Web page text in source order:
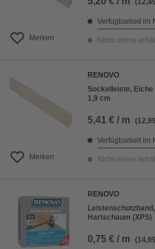
Merken
Verfügbarkeit im
Nicht online
Merken
RENOVO
Sockelleiste, Eiche
1,9 cm
5,41 € / m
Verfügbarkeit im
Nicht online
RENOVO
Hartschaum (XPS)
0,75 € / m